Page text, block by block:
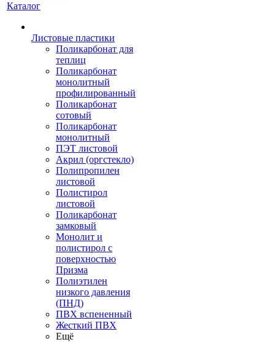
Каталог
Листовые пластики
Поликарбонат для
теплиц
Поликарбонат
монолитный
профилированный
Поликарбонат
сотовый
Поликарбонат
монолитный
ПЭТ листовой
Акрил (оргстекло)
Полипропилен
листовой
Полистирол
листовой
Поликарбонат
замковый
Монолит и
полистирол с
поверхностью
Призма
Полиэтилен
низкого давления
(ПНД)
ПВХ вспененный
Жесткий ПВХ
Ещё